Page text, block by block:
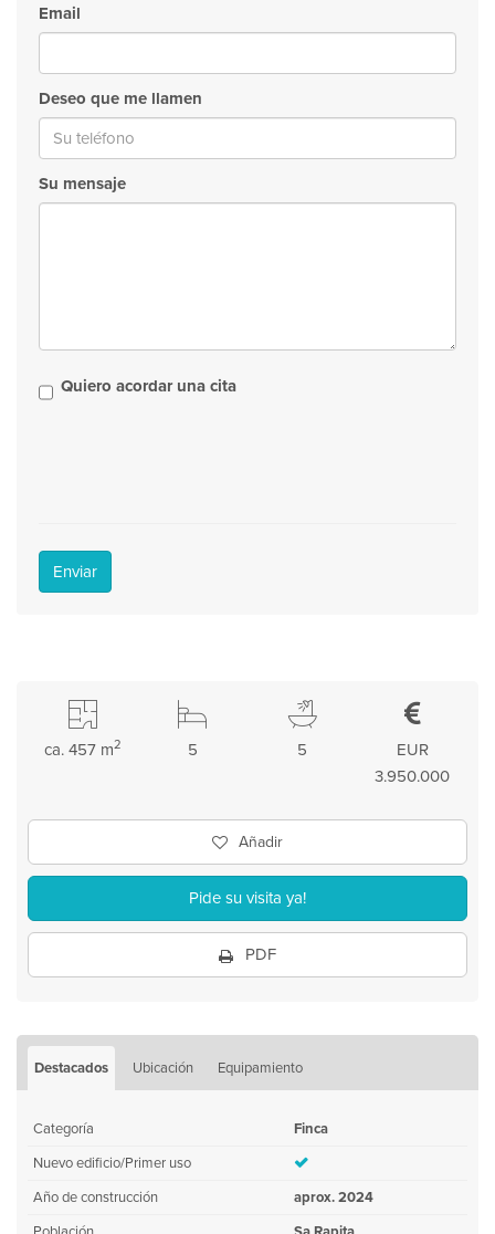
Email
Deseo que me llamen
Su mensaje
Quiero acordar una cita
Enviar
EUR
3.950.000
5
5
ca. 457 m2
Añadir
Pide su visita ya!
PDF
Destacados Ubicación Equipamiento
Categoría
Finca
Nuevo edificio/Primer uso
Año de construcción
aprox. 2024